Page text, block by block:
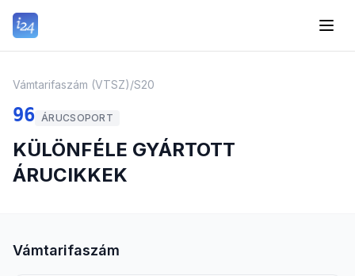
Vámtarifaszám (VTSZ)/S20
96 ÁRUCSOPORT
KÜLÖNFÉLE GYÁRTOTT
ÁRUCIKKEK
Vámtarifaszám